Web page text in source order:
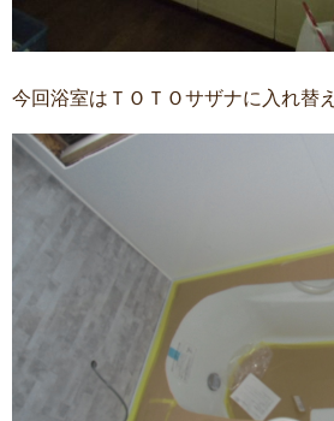
今回浴室はＴＯＴＯサザナに入れ替え